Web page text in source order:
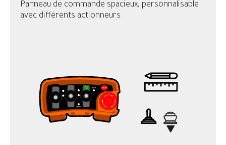
Panneau de commande spacieux, personnalisable
avec différents actionneurs.